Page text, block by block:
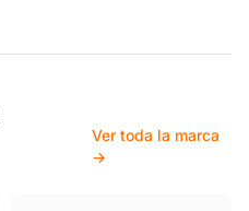
Ver toda la marca
→